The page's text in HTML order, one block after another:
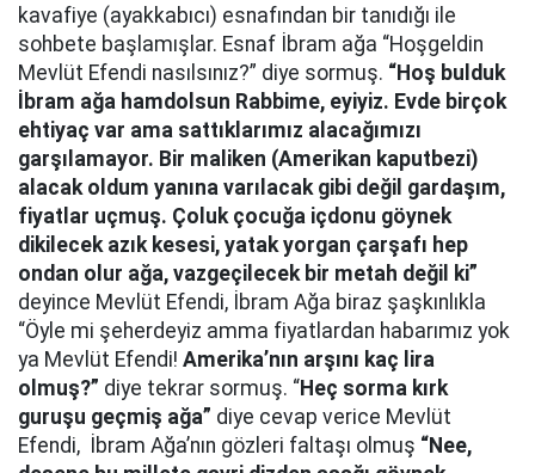
kavafiye (ayakkabıcı) esnafından bir tanıdığı ile
sohbete başlamışlar. Esnaf İbram ağa “Hoşgeldin
Mevlüt Efendi nasılsınız?” diye sormuş. “Hoş bulduk
İbram ağa hamdolsun Rabbime, eyiyiz. Evde birçok
ehtiyaç var ama sattıklarımız alacağımızı
garşılamayor. Bir maliken (Amerikan kaputbezi)
alacak oldum yanına varılacak gibi değil gardaşım,
fiyatlar uçmuş. Çoluk çocuğa içdonu göynek
dikilecek azık kesesi, yatak yorgan çarşafı hep
ondan olur ağa, vazgeçilecek bir metah değil ki”
deyince Mevlüt Efendi, İbram Ağa biraz şaşkınlıkla
“Öyle mi şeherdeyiz amma fiyatlardan habarımız yok
ya Mevlüt Efendi! Amerika’nın arşını kaç lira
olmuş?” diye tekrar sormuş. “Heç sorma kırk
guruşu geçmiş ağa” diye cevap verice Mevlüt
Efendi, İbram Ağa’nın gözleri faltaşı olmuş “Nee,